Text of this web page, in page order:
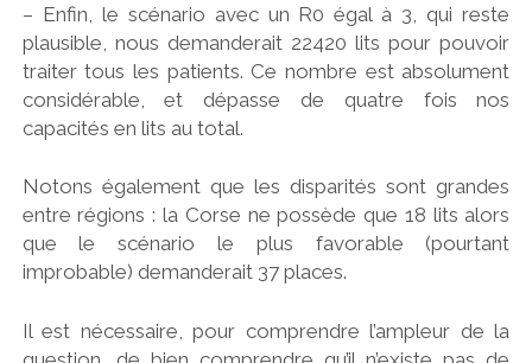
– Enfin, le scénario avec un R0 égal à 3, qui reste
plausible, nous demanderait 22420 lits pour pouvoir
traiter tous les patients. Ce nombre est absolument
considérable, et dépasse de quatre fois nos
capacités en lits au total.
Notons également que les disparités sont grandes
entre régions : la Corse ne possède que 18 lits alors
que le scénario le plus favorable (pourtant
improbable) demanderait 37 places.
Il est nécessaire, pour comprendre l’ampleur de la